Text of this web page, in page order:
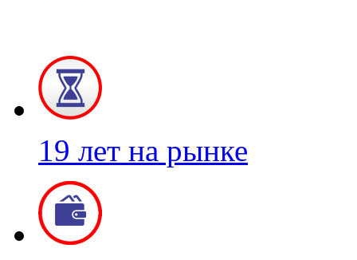
19 лет на рынке